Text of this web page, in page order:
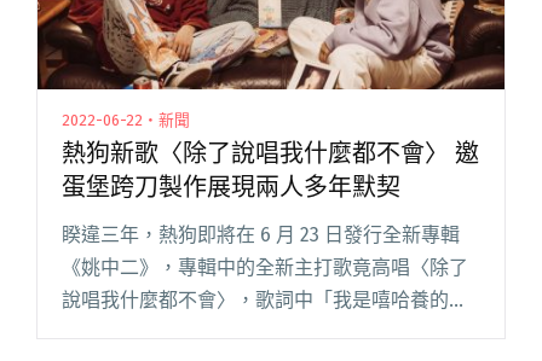
2022-06-22・新聞
熱狗新歌〈除了說唱我什麼都不會〉 邀
蛋堡跨刀製作展現兩人多年默契
睽違三年，熱狗即將在 6 月 23 日發行全新專輯
《姚中二》，專輯中的全新主打歌竟高唱〈除了
說唱我什麼都不會〉，歌詞中「我是嘻哈養的
狗」、「連電腦都不會用像是活在侏儸紀」等乍